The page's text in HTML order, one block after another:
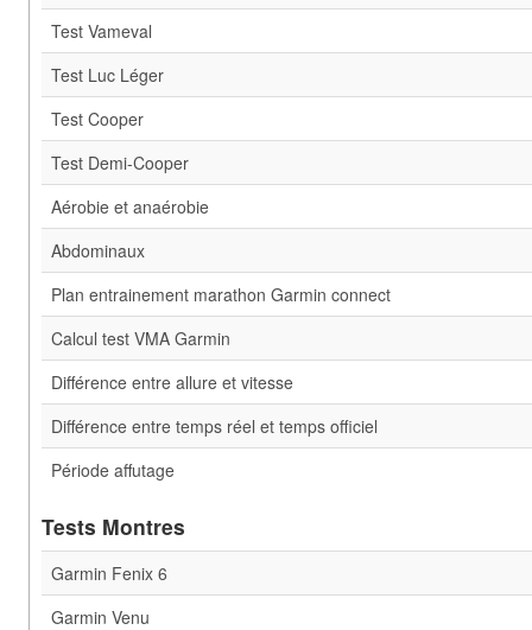
Test Vameval
Test Luc Léger
Test Cooper
Test Demi-Cooper
Aérobie et anaérobie
Abdominaux
Plan entrainement marathon Garmin connect
Calcul test VMA Garmin
Différence entre allure et vitesse
Différence entre temps réel et temps officiel
Période affutage
Tests Montres
Garmin Fenix 6
Garmin Venu